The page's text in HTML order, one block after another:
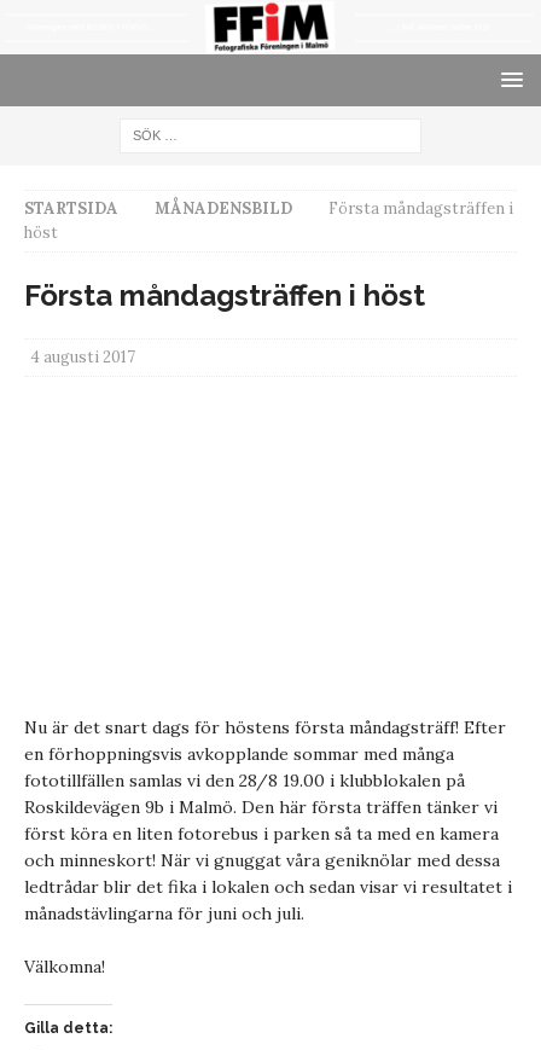
STARTSIDA MÅNADENSBILD
Första måndagsträffen i
höst
Första måndagsträffen i höst
4 augusti 2017
Nu är det snart dags för höstens första måndagsträff! Efter
en förhoppningsvis avkopplande sommar med många
fototillfällen samlas vi den 28/8 19.00 i klubblokalen på
Roskildevägen 9b i Malmö. Den här första träffen tänker vi
först köra en liten fotorebus i parken så ta med en kamera
och minneskort! När vi gnuggat våra geniknölar med dessa
ledtrådar blir det fika i lokalen och sedan visar vi resultatet i
månadstävlingarna för juni och juli.
Välkomna!
Gilla detta: